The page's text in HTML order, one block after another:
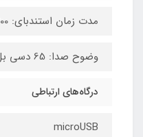
مدت زمان استندبای: 300 ساعت
وضوح صدا: 65 دسی بل
درگاه‌های ارتباطی
microUSB